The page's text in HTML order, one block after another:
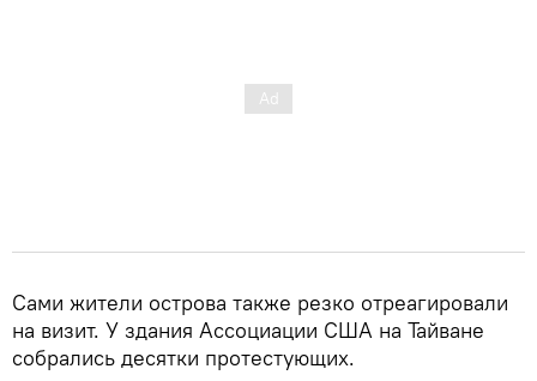
Сами жители острова также резко отреагировали
на визит. У здания Ассоциации США на Тайване
собрались десятки протестующих.